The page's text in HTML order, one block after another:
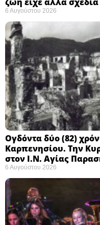
6 Αυγούστου 2026
Ογδόντα δύο (82)
Καρπενησίου. Την
στον Ι.Ν. Αγίας
6 Αυγούστου 2026